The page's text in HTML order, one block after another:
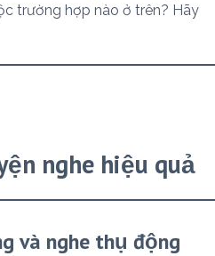
trường hợp nào ở trên? Hãy
nghe hiệu quả
và nghe thụ động